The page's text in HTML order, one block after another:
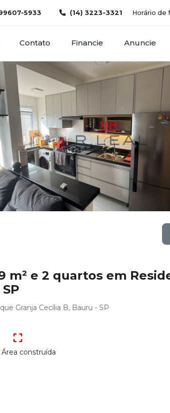
5933 (14) 3223-3321 Horário de
Contato Financie Anuncie
e 2 quartos em
Granja Cecília B, Bauru - SP
Área construída